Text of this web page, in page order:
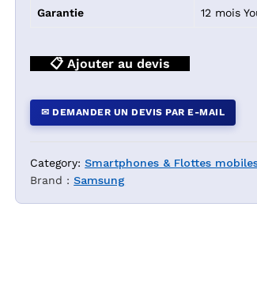
Garantie 12 mois
📋 Ajouter au devis
✉ DEMANDER UN DEVIS PAR E-MAIL
Category:Smartphones & Flottes
Brand :Samsung